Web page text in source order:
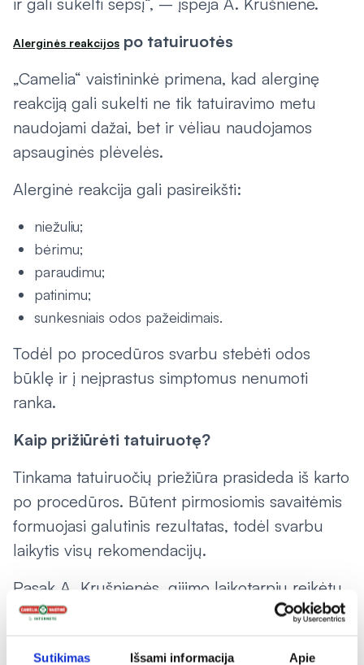
Sutikimas Išsami informacija Apie
Alerginės reakcijos po tatuiruotės
„Camelia“ vaistininkė primena, kad alerginę
reakciją gali sukelti ne tik tatuiravimo metu
naudojami dažai, bet ir vėliau naudojamos
apsauginės plėvelės.
Alerginė reakcija gali pasireikšti:
niežuliu;
bėrimu;
paraudimu;
patinimu;
sunkesniais odos pažeidimais.
Todėl po procedūros svarbu stebėti odos
būklę ir į neįprastus simptomus nenumoti
ranka.
Kaip prižiūrėti tatuiruotę?
Tinkama tatuiruočių priežiūra prasideda iš karto
po procedūros. Būtent pirmosiomis savaitėmis
formuojasi galutinis rezultatas, todėl svarbu
laikytis visų rekomendacijų.
Pasak A. Krušnienės, gijimo laikotarpiu reikėtų
vengti veiklų, kurios gali padidinti infekcijų